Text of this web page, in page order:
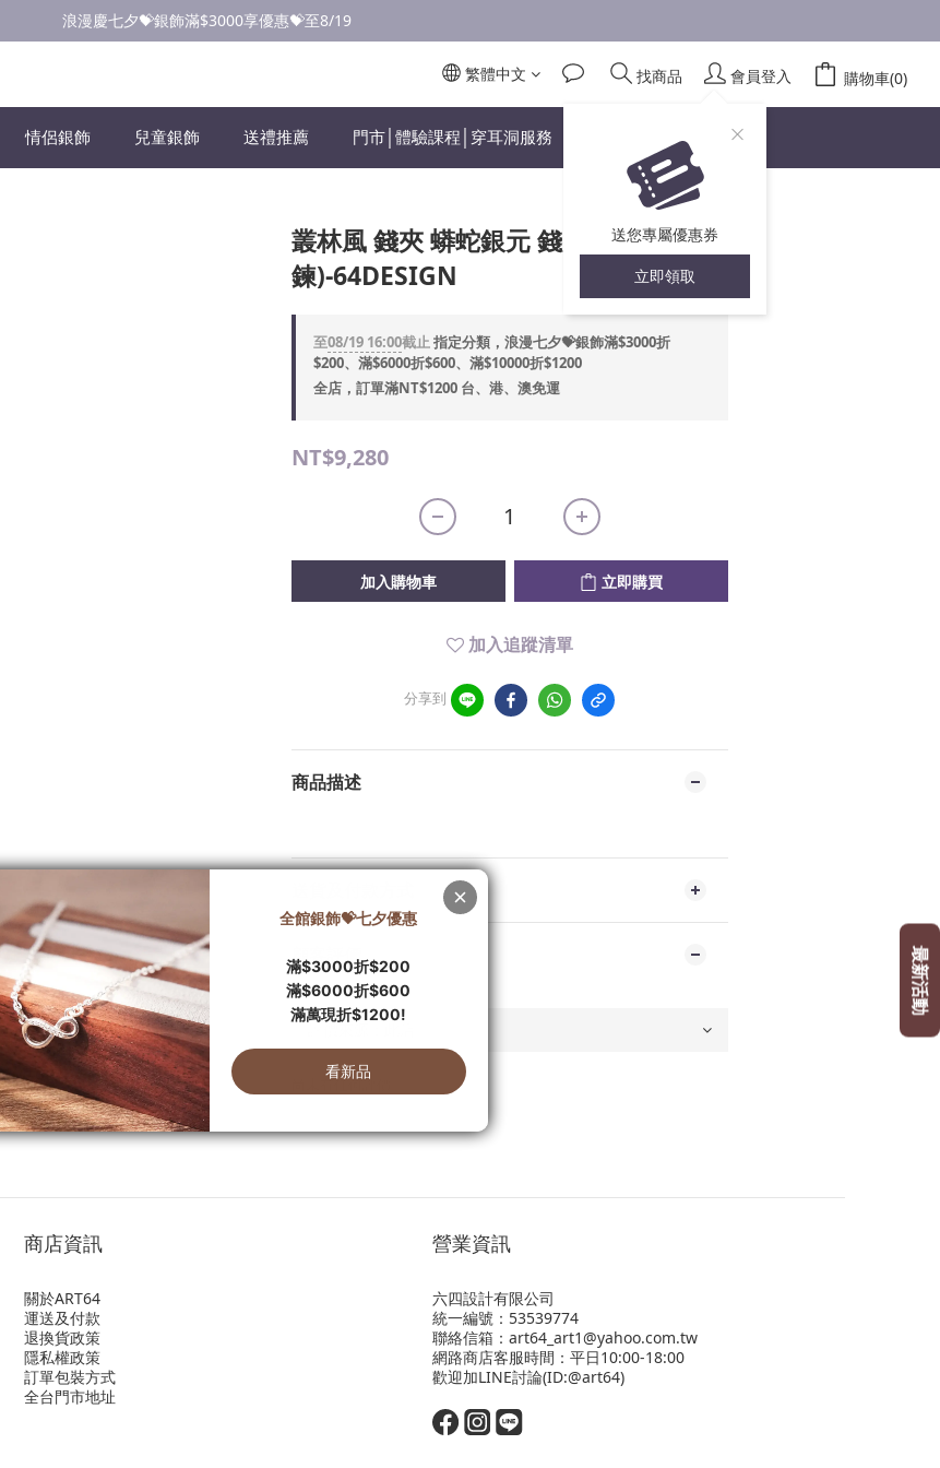
點此加入LINE✅好友領取首購優惠券
浪漫慶七夕💝銀飾滿$3000享優惠💝至8/19
繁體中文 找商品 會員登入
送您專屬優惠券
立即領取
購物車(0)
情侶銀飾 兒童銀飾 送禮推薦 門市│體驗課程│穿耳洞服務
叢林風 錢夾 蟒蛇銀元 錢夾 銀墬(不含
鍊)-64DESIGN
至08/19 16:00截止指定分類，浪漫七夕💝銀飾滿$3000折
$200、滿$6000折$600、滿$10000折$1200
全店，訂單滿NT$1200 台、港、澳免運
NT$9,280
加入購物車 立即購買
加入追蹤清單
分享到
商品描述
顧客評價
尚未有任何評價
立即購買
商店資訊
關於ART64
運送及付款
退換貨政策
隱私權政策
訂單包裝方式
全台門市地址
營業資訊
六四設計有限公司
統一編號：53539774
聯絡信箱：art64_art1@yahoo.com.tw
網路商店客服時間：平日10:00-18:00
歡迎加LINE討論(ID:@art64)